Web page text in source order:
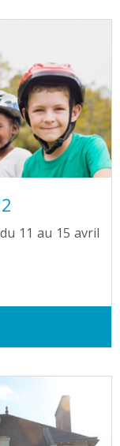
11 au 15 avril